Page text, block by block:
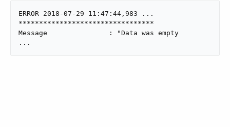
ERROR 2018-07-29 11:47:44,983 ...
*********************************
Message               : "Data was empty
...